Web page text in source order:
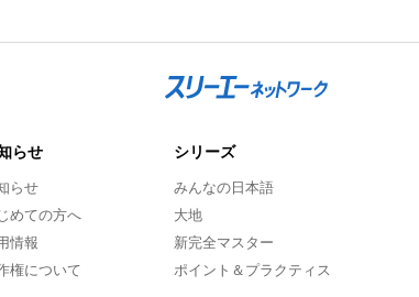
らせ
らせ
めての方へ
情報
権について
シリーズ
みんなの日本語
大地
新完全マスター
ポイント＆プラクティス